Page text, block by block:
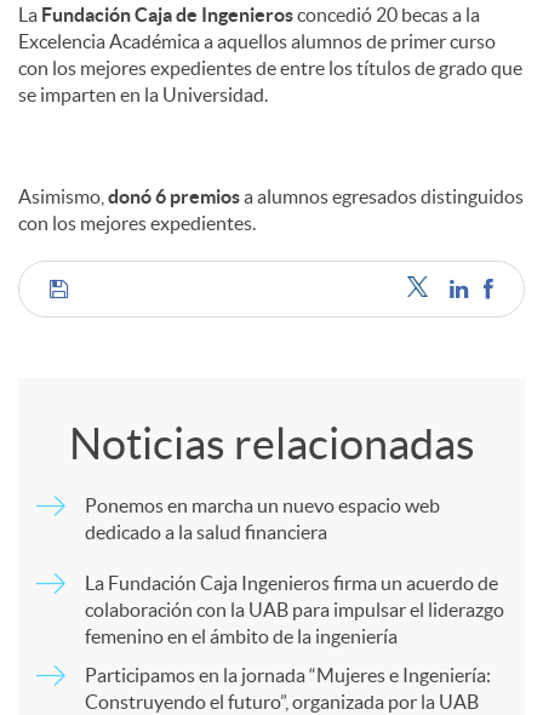
La Fundación Caja de Ingenierosconcedió 20 becas a la
Excelencia Académica a aquellos alumnos de primer curso
con los mejores expedientes de entre los títulos de grado que
se imparten en la Universidad.
Asimismo, donó 6 premiosa alumnos egresados distinguidos
con los mejores expedientes.
C
m
Noticias relacionadas
Ponemos en marcha un nuevo espacio web
dedicado a la salud financiera
La Fundación Caja Ingenieros firma un acuerdo de
colaboración con la UAB para impulsar el liderazgo
femenino en el ámbito de la ingeniería
Participamos en la jornada “Mujeres e Ingeniería:
Construyendo el futuro”, organizada por la UAB